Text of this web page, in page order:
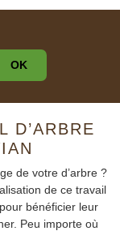
D’ARBRE
de votre d’arbre ?
de ce travail
bénéficier leur
Peu importe où